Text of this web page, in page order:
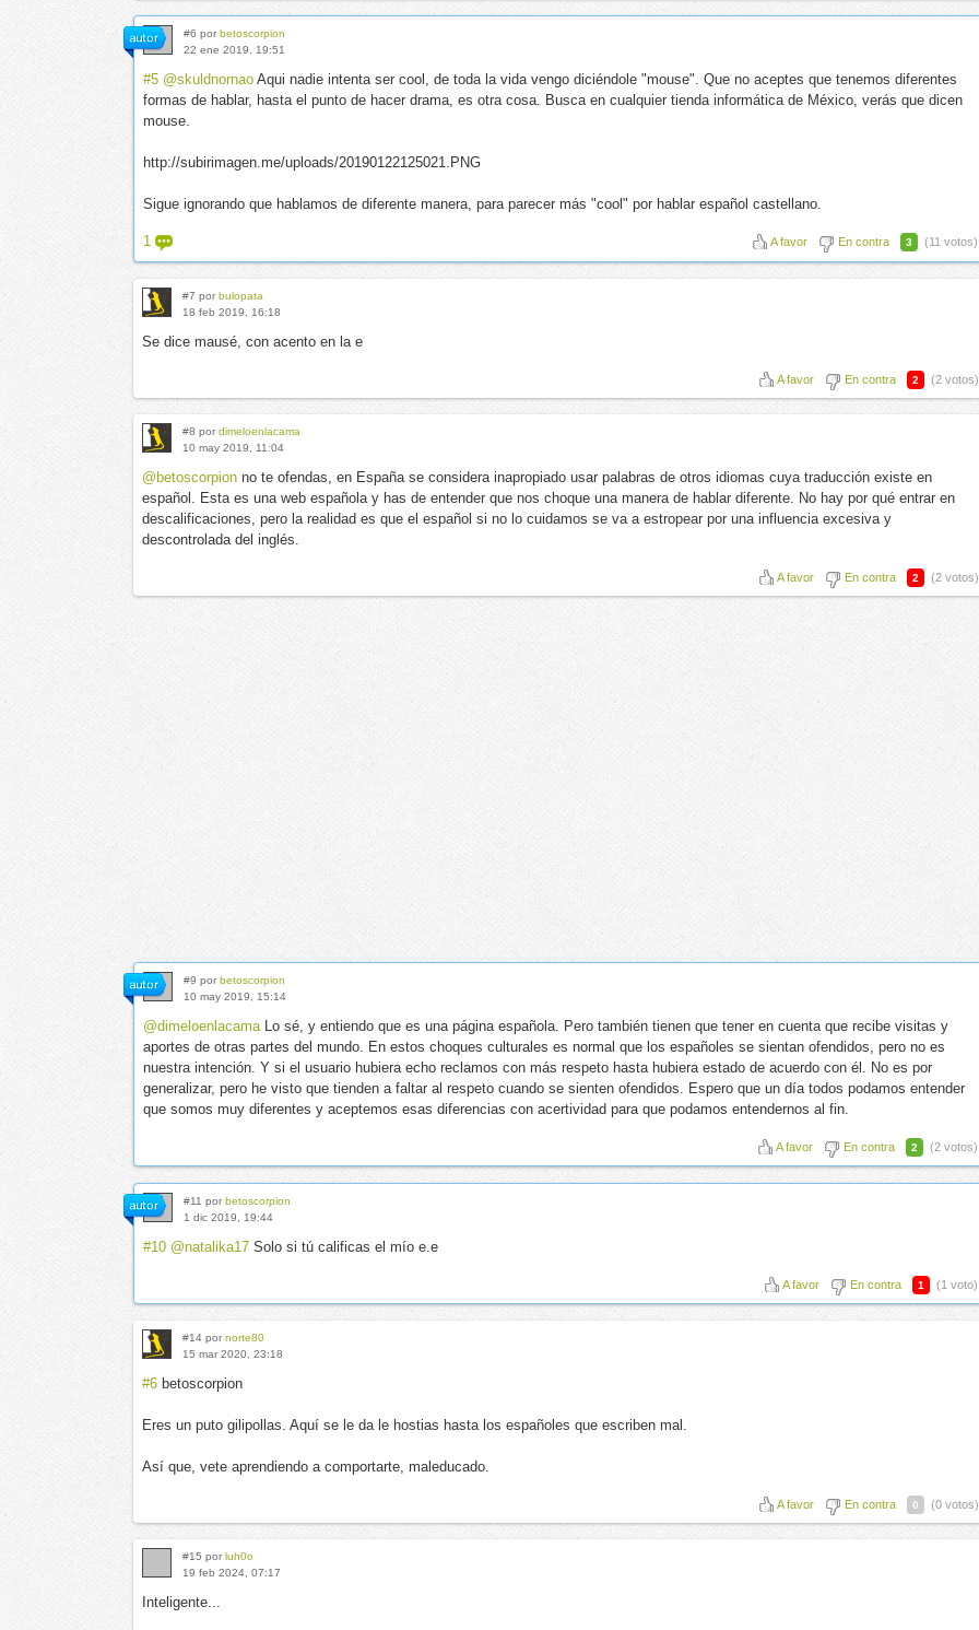
#6 por betoscorpion
22 ene 2019, 19:51
#5 @skuldnornao Aqui nadie intenta ser cool, de toda la vida vengo diciéndole "mouse". Que no aceptes que tenemos diferentes
formas de hablar, hasta el punto de hacer drama, es otra cosa. Busca en cualquier tienda informática de México, verás que dicen
mouse.
http://subirimagen.me/uploads/20190122125021.PNG
Sigue ignorando que hablamos de diferente manera, para parecer más "cool" por hablar español castellano.
1 A favor En contra 3 (11 votos)
#7 por bulopata
18 feb 2019, 16:18
Se dice mausé, con acento en la e
A favor En contra 2 (2 votos)
#8 por dimeloenlacama
10 may 2019, 11:04
@betoscorpion no te ofendas, en España se considera inapropiado usar palabras de otros idiomas cuya traducción existe en
español. Esta es una web española y has de entender que nos choque una manera de hablar diferente. No hay por qué entrar en
descalificaciones, pero la realidad es que el español si no lo cuidamos se va a estropear por una influencia excesiva y
descontrolada del inglés.
A favor En contra 2 (2 votos)
#9 por betoscorpion
10 may 2019, 15:14
@dimeloenlacamaLo sé, y entiendo que es una página española. Pero también tienen que tener en cuenta que recibe visitas y
aportes de otras partes del mundo. En estos choques culturales es normal que los españoles se sientan ofendidos, pero no es
nuestra intención. Y si el usuario hubiera echo reclamos con más respeto hasta hubiera estado de acuerdo con él. No es por
generalizar, pero he visto que tienden a faltar al respeto cuando se sienten ofendidos. Espero que un día todos podamos entender
que somos muy diferentes y aceptemos esas diferencias con acertividad para que podamos entendernos al fin.
A favor En contra 2 (2 votos)
#11 por betoscorpion
1 dic 2019, 19:44
#10 @natalika17 Solo si tú calificas el mío e.e
A favor En contra 1 (1 voto)
#14 por norte80
15 mar 2020, 23:18
#6 betoscorpion
Eres un puto gilipollas. Aquí se le da le hostias hasta los españoles que escriben mal.
Así que, vete aprendiendo a comportarte, maleducado.
A favor En contra 0 (0 votos)
#15 por luh0o
19 feb 2024, 07:17
Inteligente...